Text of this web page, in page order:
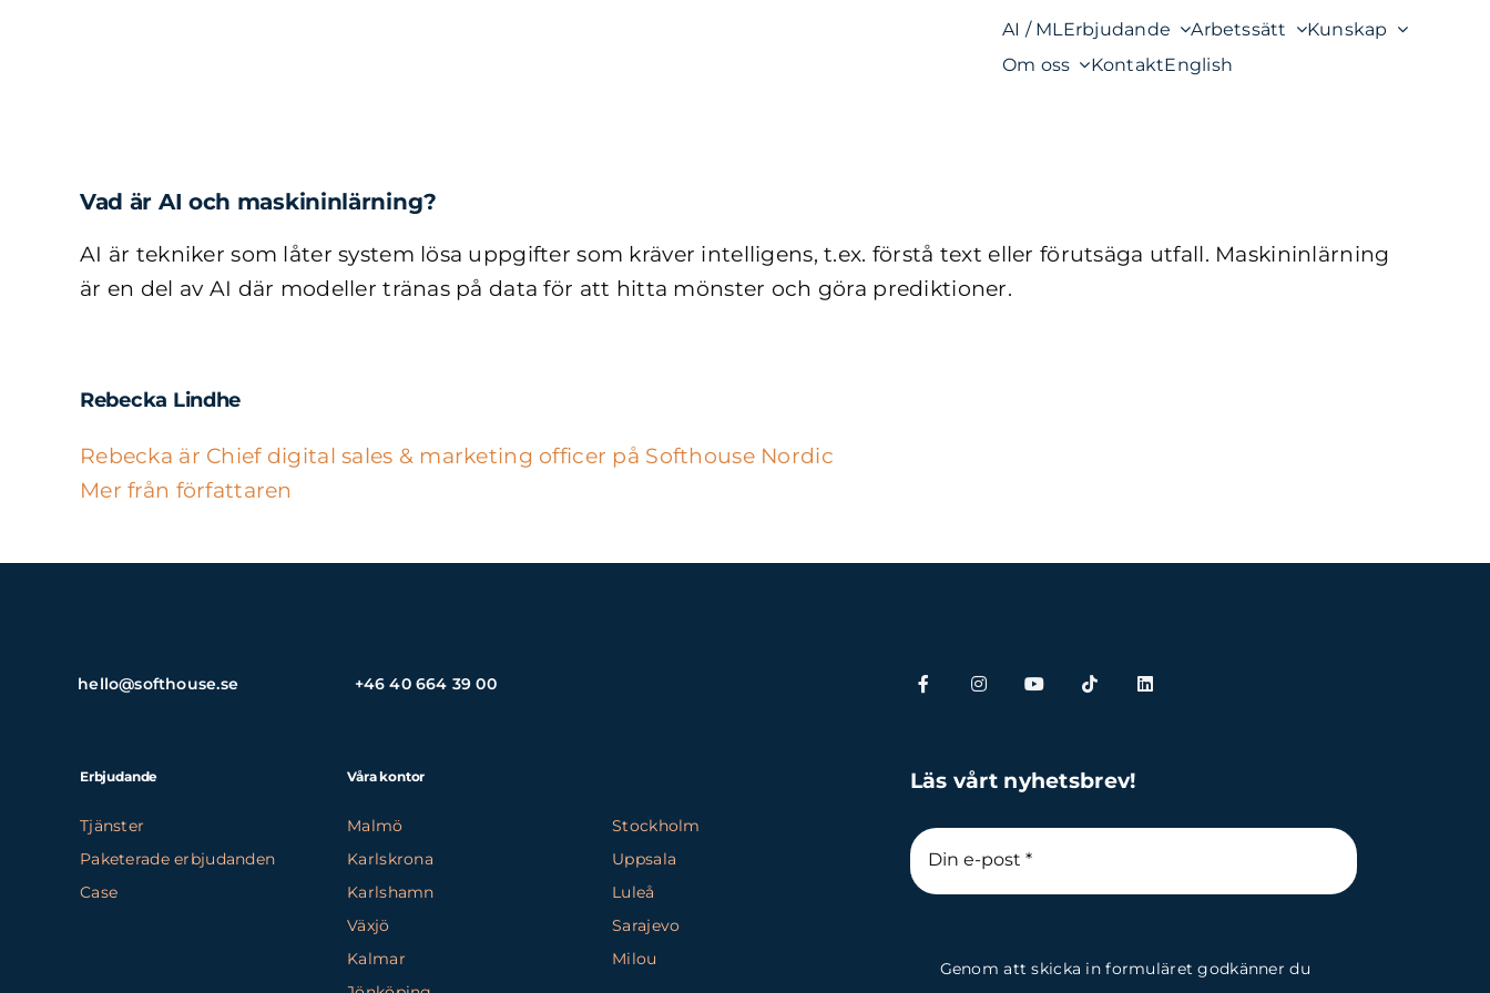
AI / ML Erbjudande Arbetssätt
Kunskap
Om oss
KontaktEnglish
Vad är AI och maskininlärning?
AI är tekniker som låter system lösa uppgifter som kräver intelligens, t.ex. förstå text eller förutsäga utfall. Maskininlärning
är en del av AI där modeller tränas på data för att hitta mönster och göra prediktioner.
Rebecka Lindhe
Rebecka är Chief digital sales & marketing officer på Softhouse Nordic
Mer från författaren
hello@softhouse.se +46 40 664 39 00
Erbjudande
Tjänster
Paketerade erbjudanden
Case
Våra kontor
Malmö
Karlskrona
Karlshamn
Växjö
Kalmar
Stockholm
Uppsala
Luleå
Sarajevo
Milou
Läs vårt nyhetsbrev!
Genom att skicka in formuläret godkänner du